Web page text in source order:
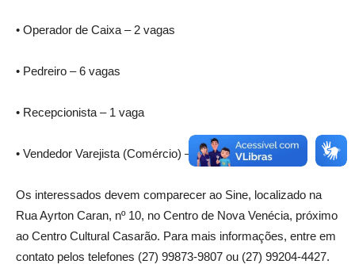
• Operador de Caixa – 2 vagas
• Pedreiro – 6 vagas
• Recepcionista – 1 vaga
• Vendedor Varejista (Comércio) – 2 vagas
Os interessados devem comparecer ao Sine, localizado na
Rua Ayrton Caran, nº 10, no Centro de Nova Venécia, próximo
ao Centro Cultural Casarão. Para mais informações, entre em
contato pelos telefones (27) 99873-9807 ou (27) 99204-4427.